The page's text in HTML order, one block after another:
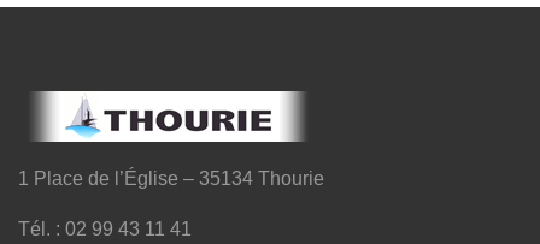
1 Place de l’Église – 35134 Thourie
Tél. : 02 99 43 11 41